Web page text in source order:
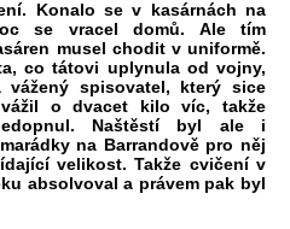
Konalo se v kasárnách na
se vracel domů. Ale tím
musel chodit v uniformě.
co tátovi uplynula od vojny,
spisovatel, který sice
o dvacet kilo víc, takže
Naštěstí byl ale i
na Barrandově pro něj
velikost. Takže cvičení v
absolvoval a právem pak byl